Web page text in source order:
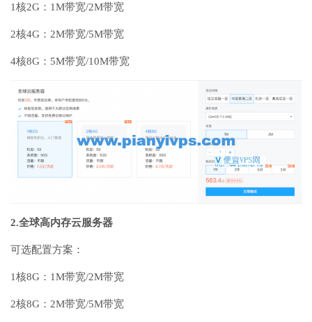
1核2G：1M带宽/2M带宽
2核4G：2M带宽/5M带宽
4核8G：5M带宽/10M带宽
2.全球高内存云服务器
可选配置方案：
1核8G：1M带宽/2M带宽
2核8G：2M带宽/5M带宽